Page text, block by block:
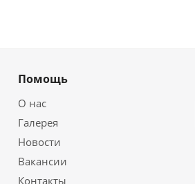
Помощь
О нас
Галерея
Новости
Вакансии
Контакты